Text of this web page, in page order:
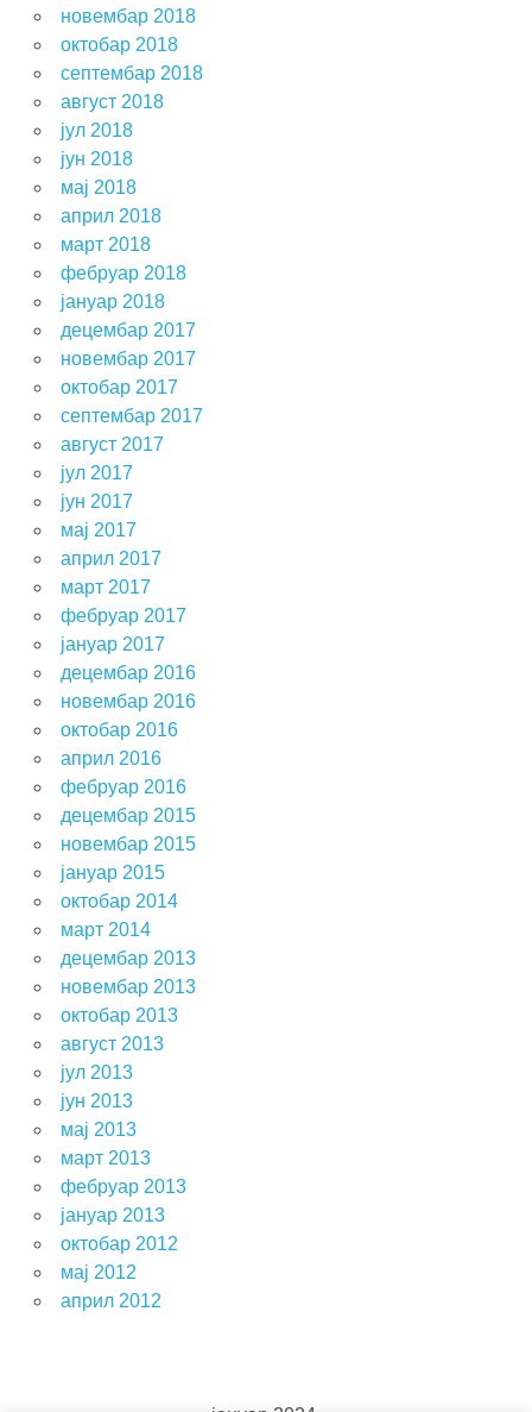
новембар 2018
октобар 2018
септембар 2018
август 2018
јул 2018
јун 2018
мај 2018
април 2018
март 2018
фебруар 2018
јануар 2018
децембар 2017
новембар 2017
октобар 2017
септембар 2017
август 2017
јул 2017
јун 2017
мај 2017
април 2017
март 2017
фебруар 2017
јануар 2017
децембар 2016
новембар 2016
октобар 2016
април 2016
фебруар 2016
децембар 2015
новембар 2015
јануар 2015
октобар 2014
март 2014
децембар 2013
новембар 2013
октобар 2013
август 2013
јул 2013
јун 2013
мај 2013
март 2013
фебруар 2013
јануар 2013
октобар 2012
мај 2012
април 2012